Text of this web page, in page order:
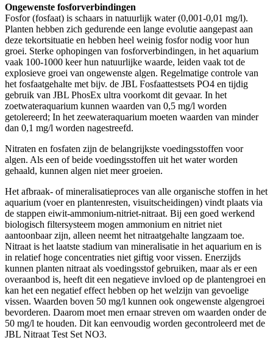
Ongewenste fosforverbindingen
Fosfor (fosfaat) is schaars in natuurlijk water (0,001-0,01 mg/l).
Planten hebben zich gedurende een lange evolutie aangepast aan
deze tekortsituatie en hebben heel weinig fosfor nodig voor hun
groei. Sterke ophopingen van fosforverbindingen, in het aquarium
vaak 100-1000 keer hun natuurlijke waarde, leiden vaak tot de
explosieve groei van ongewenste algen. Regelmatige controle van
het fosfaatgehalte met bijv. de JBL Fosfaattestsets PO4 en tijdig
gebruik van JBL PhosEx ultra voorkomt dit gevaar. In het
zoetwateraquarium kunnen waarden van 0,5 mg/l worden
getolereerd; In het zeewateraquarium moeten waarden van minder
dan 0,1 mg/l worden nagestreefd.
Nitraten en fosfaten zijn de belangrijkste voedingsstoffen voor
algen. Als een of beide voedingsstoffen uit het water worden
gehaald, kunnen algen niet meer groeien.
Het afbraak- of mineralisatieproces van alle organische stoffen in het
aquarium (voer en plantenresten, visuitscheidingen) vindt plaats via
de stappen eiwit-ammonium-nitriet-nitraat. Bij een goed werkend
biologisch filtersysteem mogen ammonium en nitriet niet
aantoonbaar zijn, alleen neemt het nitraatgehalte langzaam toe.
Nitraat is het laatste stadium van mineralisatie in het aquarium en is
in relatief hoge concentraties niet giftig voor vissen. Enerzijds
kunnen planten nitraat als voedingsstof gebruiken, maar als er een
overaanbod is, heeft dit een negatieve invloed op de plantengroei en
kan het een negatief effect hebben op het welzijn van gevoelige
vissen. Waarden boven 50 mg/l kunnen ook ongewenste algengroei
bevorderen. Daarom moet men ernaar streven om waarden onder de
50 mg/l te houden. Dit kan eenvoudig worden gecontroleerd met de
JBL Nitraat Test Set NO3.